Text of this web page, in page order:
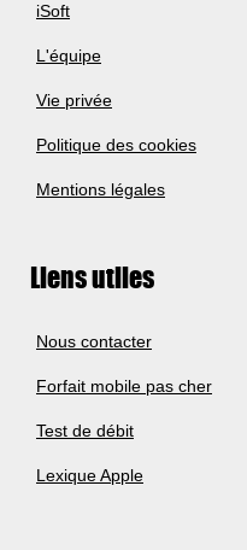
iSoft
L'équipe
Vie privée
Politique des cookies
Mentions légales
Liens utiles
Nous contacter
Forfait mobile pas cher
Test de débit
Lexique Apple